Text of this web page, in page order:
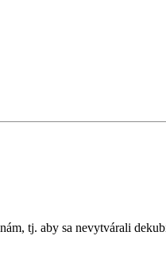
tj. aby sa nevytvárali